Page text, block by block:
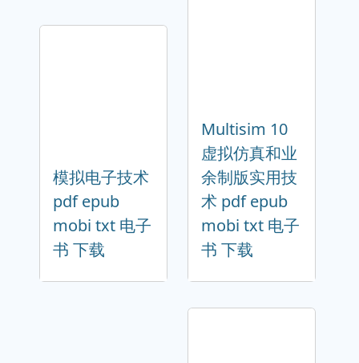
模拟电子技术
pdf epub
mobi txt 电子
书 下载
Multisim 10
虚拟仿真和业
余制版实用技
术 pdf epub
mobi txt 电子
书 下载